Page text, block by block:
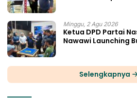
Minggu, 2 Agu 2026
Ketua DPD Partai
Nawawi Launching
Selengkapnya